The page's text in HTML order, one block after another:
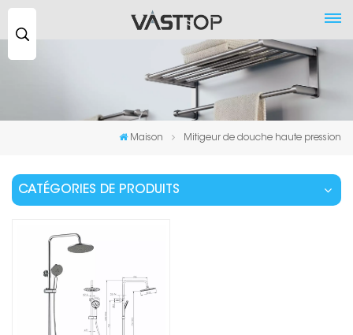
Maison Mitigeur de douche haute pression
CATÉGORIES DE PRODUITS